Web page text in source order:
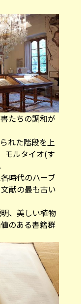
たちの調和が
れた階段を上
モルタイオ(す
時代のハーブ
献の最も古い
、美しい植物
のある書籍群